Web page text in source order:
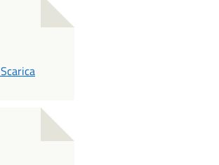
PDF
Scarica